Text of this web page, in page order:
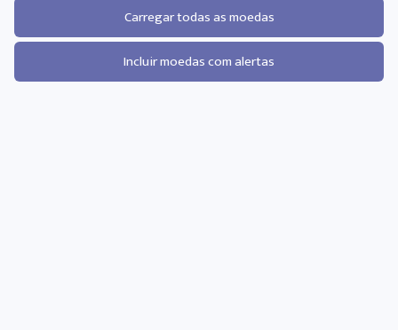
Carregar todas as moedas
Incluir moedas com alertas